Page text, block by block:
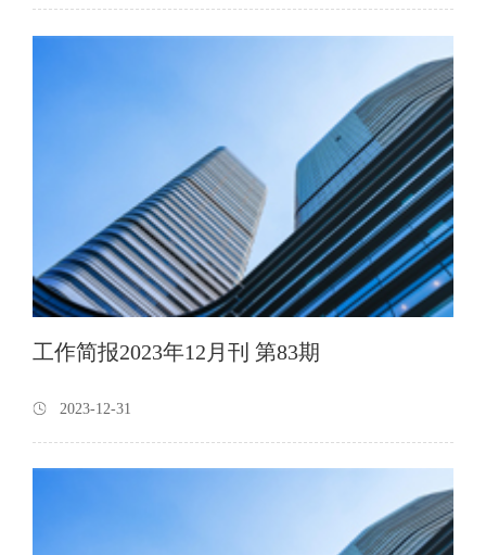
工作简报2023年12月刊 第83期
2023-12-31